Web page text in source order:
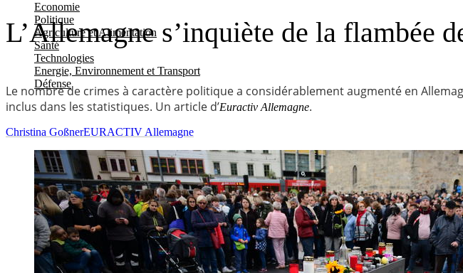
Economie
Politique
Agriculture et Alimentation
Santé
Technologies
Energie, Environnement et Transport
Défense
L’Allemagne s’inquiète de la flambée
Le nombre de crimes à caractère politique a considérablement augmenté en
inclus dans les statistiques. Un article d’Euractiv Allemagne.
Christina GoßnerEURACTIV Allemagne